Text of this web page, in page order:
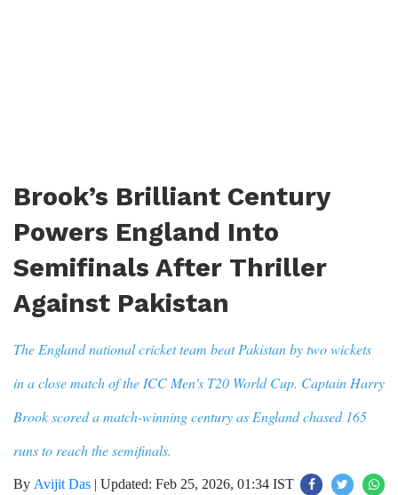
Brook’s Brilliant Century
Powers England Into
Semifinals After Thriller
Against Pakistan
The England national cricket team beat Pakistan by two wickets
in a close match of the ICC Men's T20 World Cup. Captain Harry
Brook scored a match-winning century as England chased 165
runs to reach the semifinals.
By Avijit Das | Updated: Feb 25, 2026, 01:34 IST